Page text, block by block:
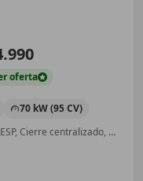
oferta
70 kW (95 CV)
Faros antiniebla, Aire Acondicionado, ABS, ESP, Cierre centralizado, Bluetooth